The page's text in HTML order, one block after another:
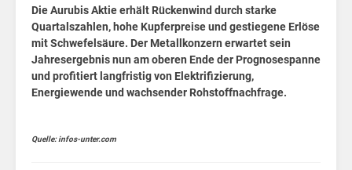
Die Aurubis Aktie erhält Rückenwind durch starke
Quartalszahlen, hohe Kupferpreise und gestiegene Erlöse
mit Schwefelsäure. Der Metallkonzern erwartet sein
Jahresergebnis nun am oberen Ende der Prognosespanne
und profitiert langfristig von Elektrifizierung,
Energiewende und wachsender Rohstoffnachfrage.
Quelle: infos-unter.com